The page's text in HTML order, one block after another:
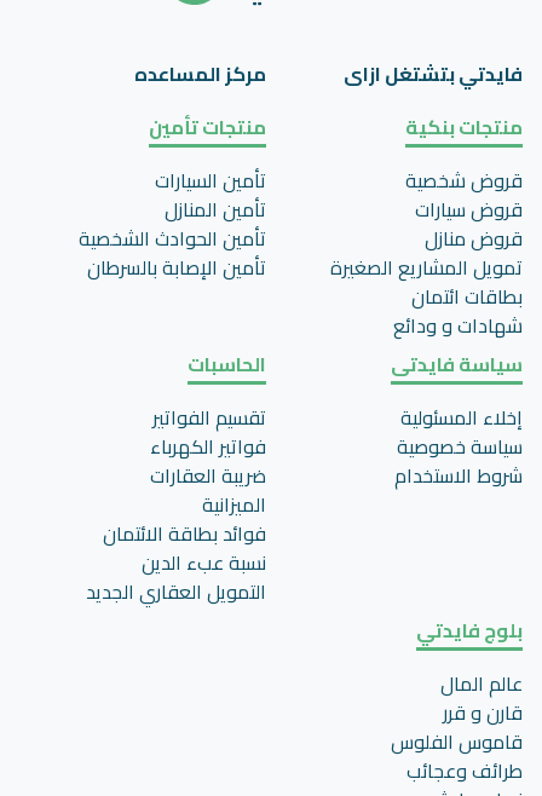
فايدتي بتشتغل ازاى
مركز المساعده
منتجات بنكية
قروض شخصية
قروض سيارات
قروض منازل
تمويل المشاريع الصغيرة
بطاقات ائتمان
شهادات و ودائع
منتجات تأمين
تأمين السيارات
تأمين المنازل
تأمين الحوادث الشخصية
تأمين اﻹصابة بالسرطان
سياسة فايدتى
إخلاء المسئولية
سياسة خصوصية
شروط الاستخدام
الحاسبات
تقسيم الفواتير
فواتير الكهرباء
ضريبة العقارات
الميزانية
فوائد بطاقة الائتمان
نسبة عبء الدين
التمويل العقاري الجديد
بلوج فايدتي
عالم المال
قارن و قرر
قاموس الفلوس
طرائف وعجائب